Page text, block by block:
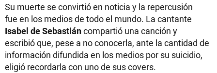
Su muerte se convirtió en noticia y la repercusión
fue en los medios de todo el mundo. La cantante
Isabel de Sebastiáncompartió una canción y
escribió que, pese a no conocerla, ante la cantidad de
información difundida en los medios por su suicidio,
eligió recordarla con uno de sus covers.